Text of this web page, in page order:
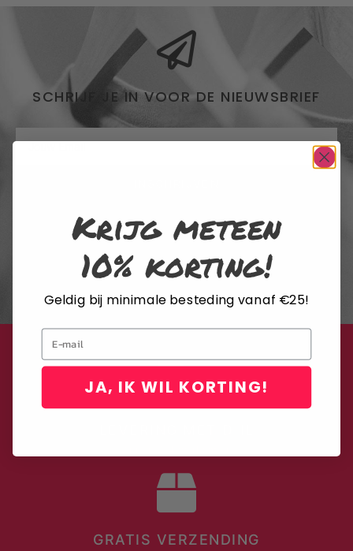
SCHRIJF JE IN VOOR DE NIEUWSBRIEF
Door me in te schrijven voor de nieuwsbrief, ga ik akkoord met het
privacybeleid van Rustaagh en geef ik toestemming voor de daarin
beschreven verzameling, opslag en verwerking van gegevens. Afmelden
is op elk moment mogelijk via de link onderaan elke nieuwsbrief of door
contact op te nemen met onze klantenservice.
GRATIS VERZENDING
Krijg meteen
10% korting!
Geldig bij minimale besteding vanaf €25!
Email
JA, IK WIL KORTING!